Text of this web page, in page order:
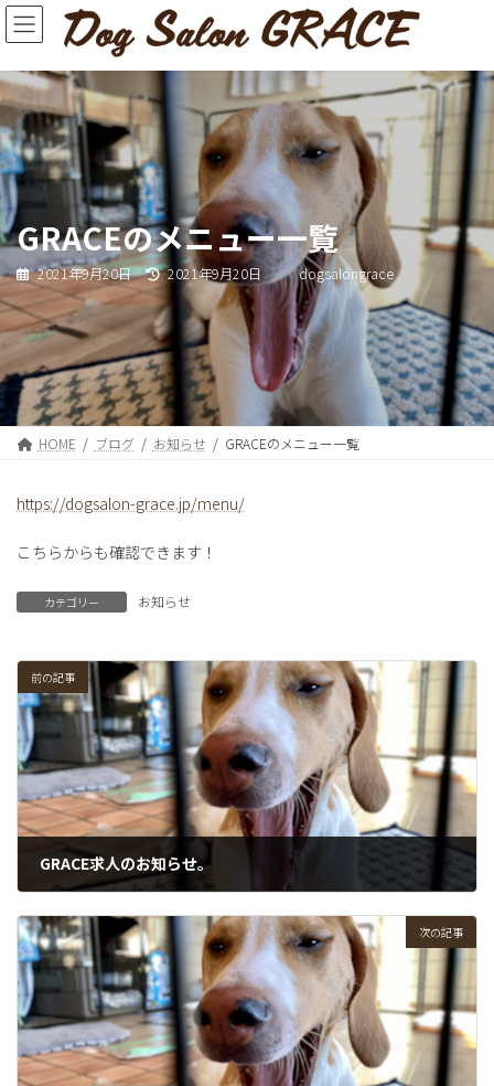
コ
ン
ン
ツ
へ
ス
キ
ッ
プ
ナ
ビ
ー
シ
ョ
ン
に
移
動
GRACEのメニュー一覧
2021年9月20日 最
終
新
時
:
2021年9月20日 dogsalongrace
HOME ブログ お知らせ GRACEのメニュー一覧
https://dogsalon-grace.jp/menu/
こちらからも確認できます！
カテゴリー お知らせ
前の記事
GRACE求人のお知らせ。
次の記事